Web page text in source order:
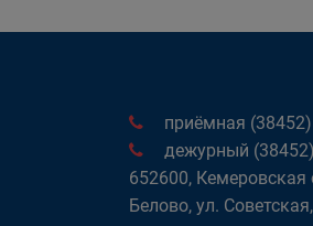
приёмная
дежурный
652600, Кемеровская
Белово, ул.